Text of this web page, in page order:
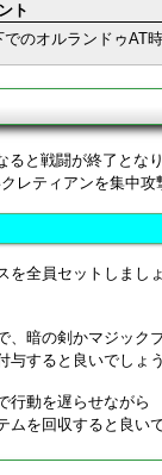
ト
のオルランドゥAT時
と戦闘が終了となり
レティアンを集中攻
全員セットしましょ
暗の剣かマジック
すると良いでしょう
行動を遅らせながら
を回収すると良いで